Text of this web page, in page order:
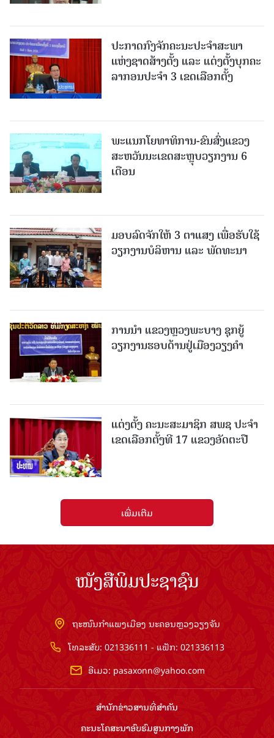
ປະກາດກົງຈັກຄະນະປະຈໍາສະພາ
ແຫ່ງຊາດສ້າງຕັ້ງ ແລະ ແຕ່ງຕັ້ງບຸກຄະ
ລາກອນປະຈໍາ 3 ເຂດເລືອກຕັ້ງ
ພະແນກໂຍທາທິການ-ຂົນສົ່ງແຂວງ
ສະຫວັນນະເຂດສະຫຼຸບວຽກງານ 6
ເດືອນ
ມອບລົດຈັກໃຫ້ 3 ຕາແສງ ເພື່ອຮັບໃຊ້
ວຽກງານບໍລິຫານ ແລະ ພັດທະນາ
ການນຳ ແຂວງຫຼວງພະບາງ ຊຸກຍູ້
ວຽກງານຮອບດ້ານຢູ່ເມືອງວຽງຄໍາ
ແຕ່ງຕັ້ງ ຄະນະສະມາຊິກ ສພຊ ປະຈຳ
ເຂດເລືອກຕັ້ງທີ 17 ແຂວງອັດຕະປື
ເພີ່ມເຕີມ
ໜັງສືພິມປະຊາຊົນ
ຖະໜົນກຳແພງເມືອງ ນະຄອນຫຼວງວຽງຈັນ
ໂທລະສັບ: 021336111 - ແຟັກ: 021336113
ອີເມວ: pasaxonn@yahoo.com
ສຳ​ນັກ​ຂ່າວ​ສານ​ທີ່​ສຳ​ຄັນ​
ຄະນະໂຄສະນາອົບຮົມ​ສູນ​ກາງ​ພັກ